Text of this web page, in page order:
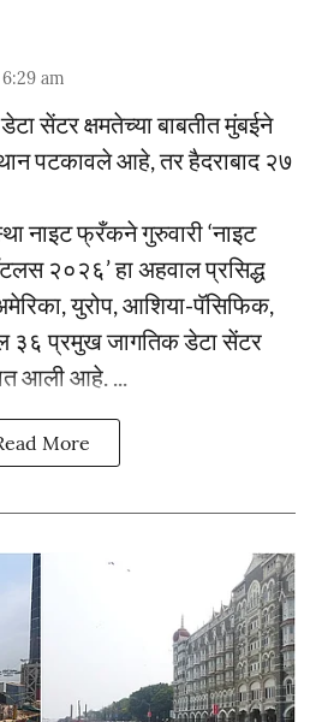
am
सेंटर क्षमतेच्या बाबतीत मुंबईने
पटकावले आहे, तर हैदराबाद २७
नाइट फ्रँकने गुरुवारी ‘नाइट
२०२६’ हा अहवाल प्रसिद्ध
युरोप, आशिया-पॅसिफिक,
३६ प्रमुख जागतिक डेटा सेंटर
आली आहे. ...
More